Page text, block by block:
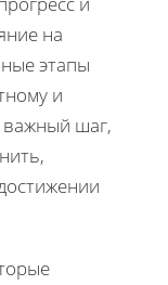
на
этапы
и
важный шаг,